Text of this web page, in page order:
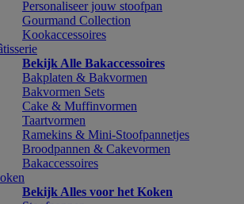
Personaliseer jouw stoofpan
Gourmand Collection
Kookaccessoires
Bekijk Alle Bakaccessoires
Bakplaten & Bakvormen
Bakvormen Sets
Cake & Muffinvormen
Taartvormen
Ramekins & Mini-Stoofpannetjes
Broodpannen & Cakevormen
Bakaccessoires
Bekijk Alles voor het Koken